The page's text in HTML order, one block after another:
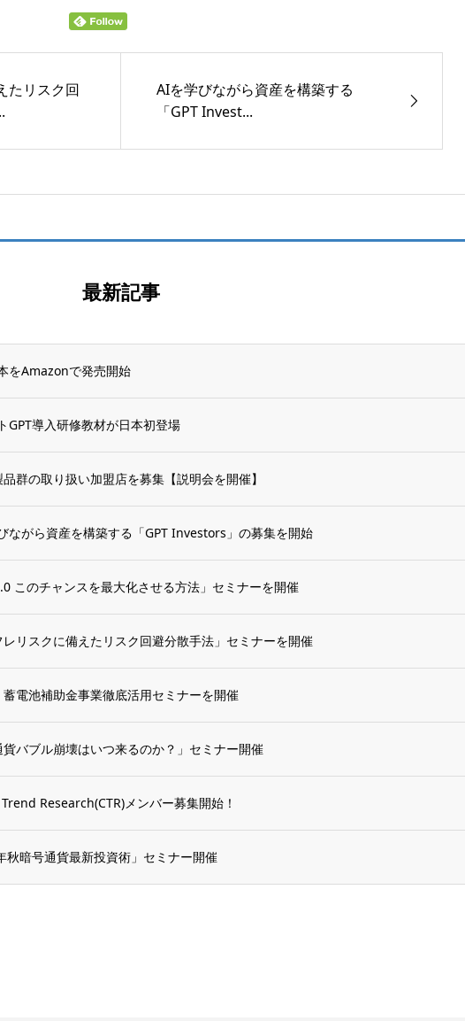
たリスク回
AIを学びながら資産を構築する
「GPT Invest...
最新記事
をAmazonで発売開始
GPT導入研修教材が日本初登場
群の取り扱い加盟店を募集【説明会を開催】
ながら資産を構築する「GPT Investors」の募集を開始
このチャンスを最大化させる方法」セミナーを開催
レリスクに備えたリスク回避分散手法」セミナーを開催
蓄電池補助金事業徹底活用セミナーを開催
貨バブル崩壊はいつ来るのか？」セミナー開催
Research(CTR)メンバー募集開始！
秋暗号通貨最新投資術」セミナー開催